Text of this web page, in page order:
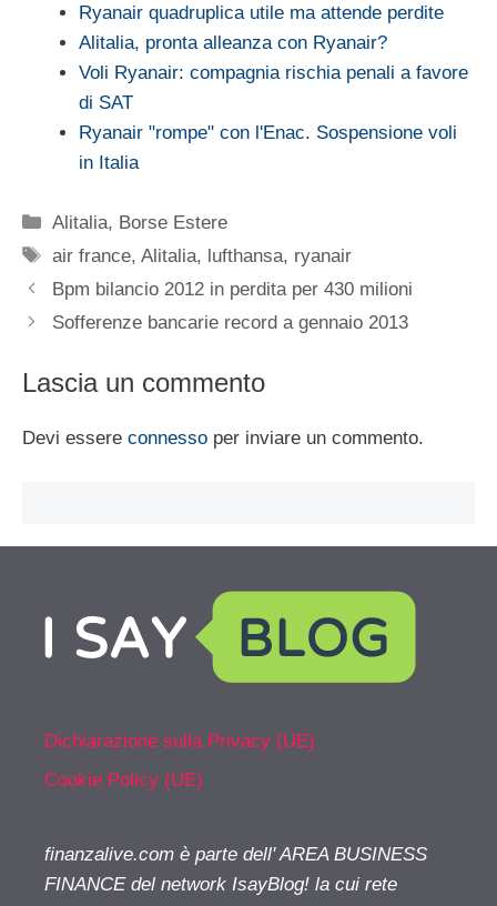
Ryanair quadruplica utile ma attende perdite
Alitalia, pronta alleanza con Ryanair?
Voli Ryanair: compagnia rischia penali a favore
di SAT
Ryanair "rompe" con l'Enac. Sospensione voli
in Italia
Categorie
Alitalia, Borse Estere
Tag
air france,Alitalia, lufthansa, ryanair
Bpm bilancio 2012 in perdita per 430 milioni
Sofferenze bancarie record a gennaio 2013
Lascia un commento
Devi essere connesso per inviare un commento.
Dichiarazione sulla Privacy (UE)
Cookie Policy (UE)
finanzalive.com è parte dell' AREA BUSINESS
FINANCE del network IsayBlog! la cui rete